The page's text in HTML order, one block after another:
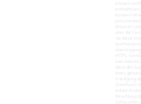
können
enthaltenen
keinem Fall
Browser
über die
Sie diese
HTTPS.
zum
dient der
Ihnen
Erledigung
(Omniture)
Adobe
Benutzung